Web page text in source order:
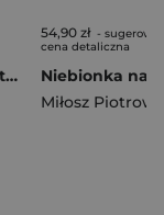
Czytać, dużo czytać wyd. 2
54,90 zł -
cena detaliczna
Niebionka na
Miłosz